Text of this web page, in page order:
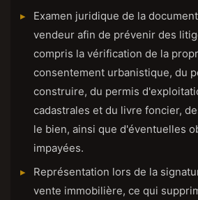
Examen juridique de la
vendeur afin de prévenir des
compris la vérification de la
consentement urbanistique, du
construire, du permis
cadastrales et du livre foncier,
le bien, ainsi que d'éventuelles
impayées.
Représentation lors de la
vente immobilière, ce qui